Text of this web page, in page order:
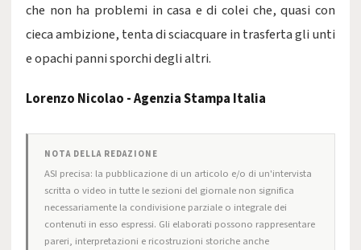
che non ha problemi in casa e di colei che, quasi con
cieca ambizione, tenta di sciacquare in trasferta gli unti
e opachi panni sporchi degli altri.
Lorenzo Nicolao - Agenzia Stampa Italia
NOTA DELLA REDAZIONE
ASI precisa: la pubblicazione di un articolo e/o di un'intervista
scritta o video in tutte le sezioni del giornale non significa
necessariamente la condivisione parziale o integrale dei
contenuti in esso espressi. Gli elaborati possono rappresentare
pareri, interpretazioni e ricostruzioni storiche anche